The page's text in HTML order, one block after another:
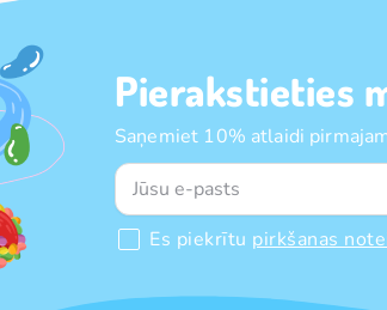
Pierakstieties
Saņemiet 10% atlaidi
Es piekrītu pirkšanas